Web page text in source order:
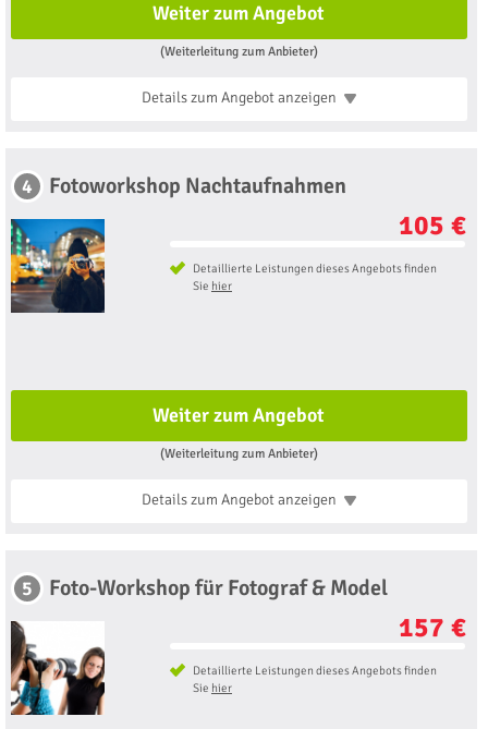
Weiter zum Angebot
(Weiterleitung zum Anbieter)
Details zum Angebotanzeigen
4 Fotoworkshop Nachtaufnahmen
105 €
Detaillierte Leistungen dieses Angebots finden
Sie hier
Weiter zum Angebot
(Weiterleitung zum Anbieter)
Details zum Angebotanzeigen
5 Foto-Workshop für Fotograf & Model
157 €
Detaillierte Leistungen dieses Angebots finden
Sie hier